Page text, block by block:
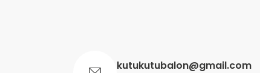
kutukutubalon@gmail.com